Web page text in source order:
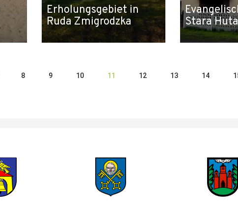
Erholungsgebiet in
Ruda Zmigrodzka
Stara
8 9 10 11 12 13 14